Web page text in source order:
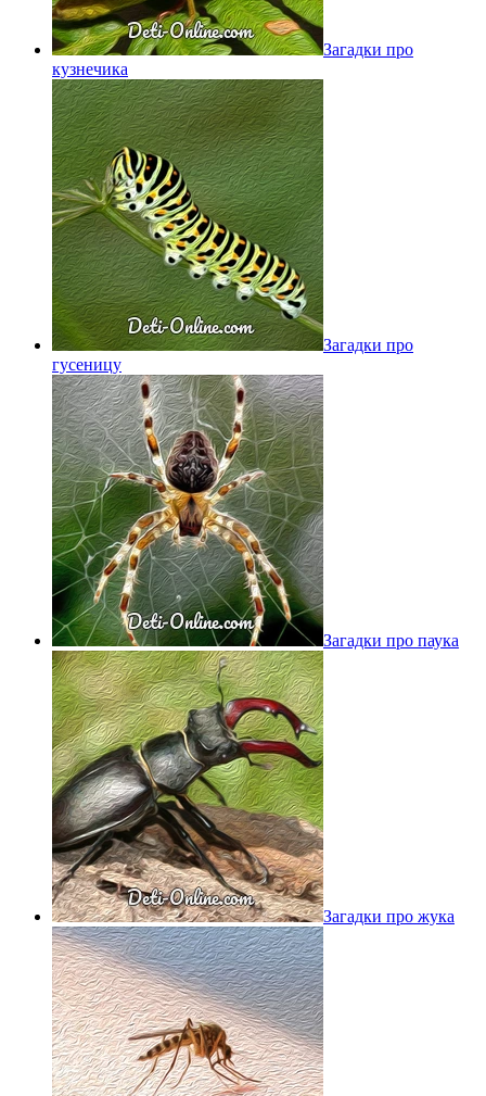
Загадки про
кузнечика
Загадки про
гусеницу
Загадки про паука
Загадки про жука